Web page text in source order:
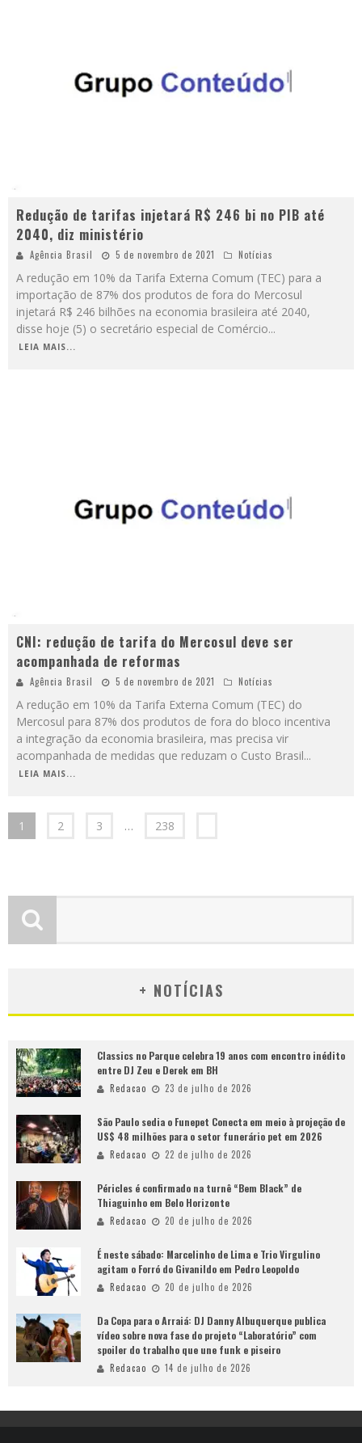
Redução de tarifas injetará R$ 246 bi no PIB até
2040, diz ministério
Agência Brasil 5 de novembro de 2021 Notícias
A redução em 10% da Tarifa Externa Comum (TEC) para a
importação de 87% dos produtos de fora do Mercosul
injetará R$ 246 bilhões na economia brasileira até 2040,
disse hoje (5) o secretário especial de Comércio...
LEIA MAIS...
CNI: redução de tarifa do Mercosul deve ser
acompanhada de reformas
Agência Brasil 5 de novembro de 2021 Notícias
A redução em 10% da Tarifa Externa Comum (TEC) do
Mercosul para 87% dos produtos de fora do bloco incentiva
a integração da economia brasileira, mas precisa vir
acompanhada de medidas que reduzam o Custo Brasil...
LEIA MAIS...
1 2 3 … 238
+ NOTÍCIAS
Classics no Parque celebra 19 anos com encontro inédito
entre DJ Zeu e Derek em BH
Redacao 23 de julho de 2026
São Paulo sedia o Funepet Conecta em meio à projeção de
US$ 48 milhões para o setor funerário pet em 2026
Redacao 22 de julho de 2026
Péricles é confirmado na turnê “Bem Black” de
Thiaguinho em Belo Horizonte
Redacao 20 de julho de 2026
É neste sábado: Marcelinho de Lima e Trio Virgulino
agitam o Forró do Givanildo em Pedro Leopoldo
Redacao 20 de julho de 2026
Da Copa para o Arraiá: DJ Danny Albuquerque publica
vídeo sobre nova fase do projeto “Laboratório” com
spoiler do trabalho que une funk e piseiro
Redacao 14 de julho de 2026